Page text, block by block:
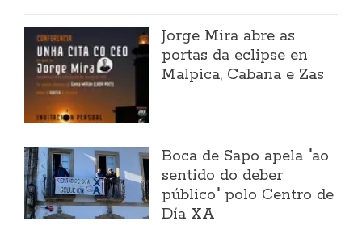
Jorge Mira abre as
portas da eclipse en
Malpica, Cabana e Zas
Boca de Sapo apela "ao
sentido do deber
público" polo Centro de
Día XA